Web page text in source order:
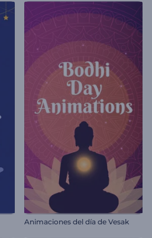
Animaciones del día de Vesak